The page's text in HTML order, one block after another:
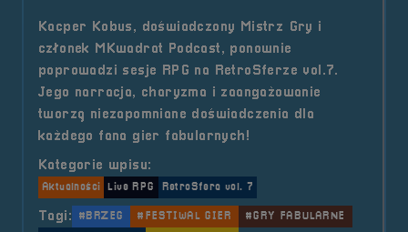
Kacper Kobus, doświadczony Mistrz Gry i
członek MKwadrat Podcast, ponownie
poprowadzi sesje RPG na RetroSferze vol.7.
Jego narracja, charyzma i zaangażowanie
tworzą niezapomniane doświadczenia dla
każdego fana gier fabularnych!
Kategorie wpisu:
Aktualności Live RPG RetroSfera vol. 7
Tagi: #BRZEG #FESTIWAL GIER
#GRY FABULARNE